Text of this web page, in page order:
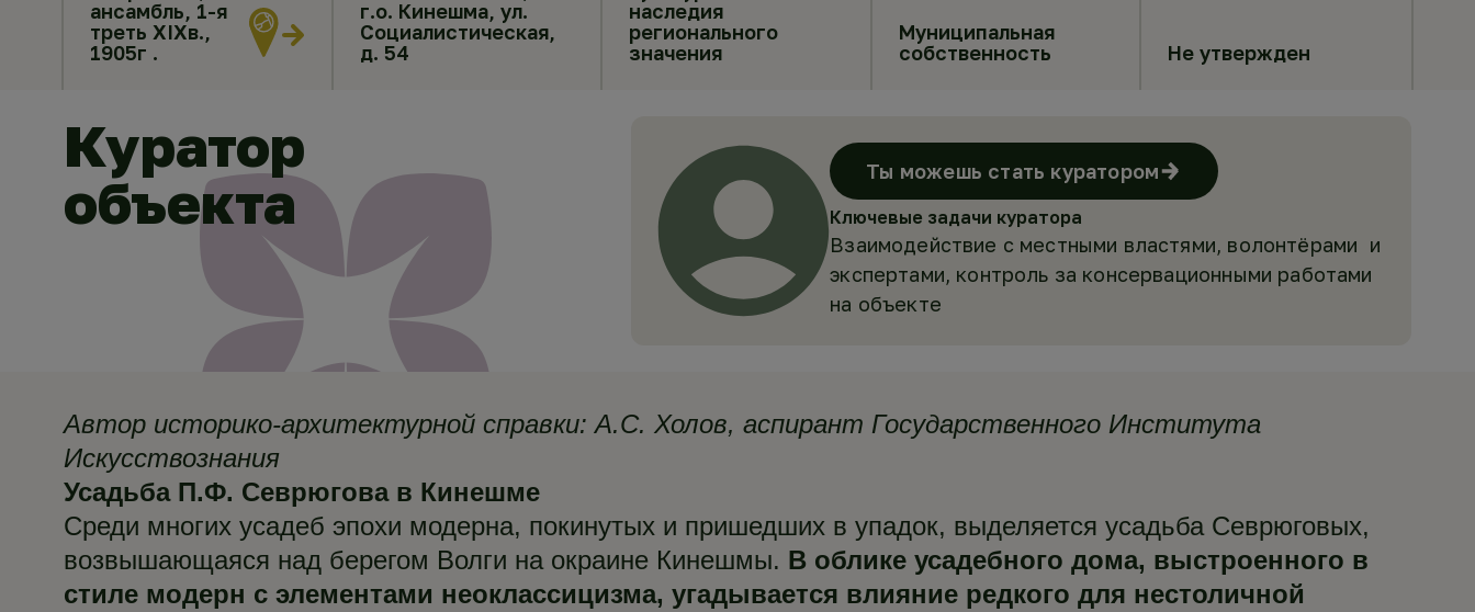
ансамбль, 1-я
треть XIXв.,
1905г .
г.о. Кинешма, ул.
Социалистическая,
д. 54
наследия
регионального
значения
Муниципальная
собственность
Не утвержден
Куратор
объекта
Ты можешь стать куратором
Ключевые задачи куратора
Взаимодействие с местными властями, волонтёрами и
экспертами, контроль за консервационными работами
на объекте
Автор историко-архитектурной справки: А.С. Холов, аспирант Государственного Института
Искусствознания
Усадьба П.Ф. Севрюгова в Кинешме
Среди многих усадеб эпохи модерна, покинутых и пришедших в упадок, выделяется усадьба Севрюговых,
возвышающаяся над берегом Волги на окраине Кинешмы. В облике усадебного дома, выстроенного в
стиле модерн с элементами неоклассицизма, угадывается влияние редкого для нестоличной